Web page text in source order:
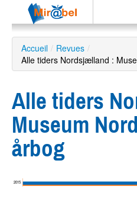
Le réseau
Soutien
Recherche
avancée
ES
Accueil / Revues /
Alle tiders Nordsjælland :
Alle tiders
Museum
årbog
2015